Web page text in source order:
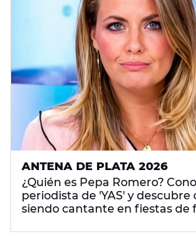
ANTENA DE PLATA 2026
¿Quién es Pepa Romero?
periodista de 'YAS' y
siendo cantante en fiestas de